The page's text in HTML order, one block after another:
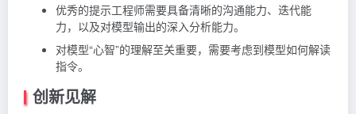
优秀的提示工程师需要具备清晰的沟通能力、迭代能
力，以及对模型输出的深入分析能力。
对模型“心智”的理解至关重要，需要考虑到模型如何解读
指令。
创新见解